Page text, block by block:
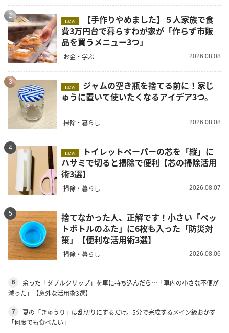
2
new
費3万円台で暮らすわが家が「作らず市販
品を買うメニュー3つ」
お金・学ぶ 2026.08.08
3
new
ゅうに置いて使いたくなるアイデア3つ。
掃除・暮らし 2026.08.08
4
new
ハサミで切ると掃除で便利【芯の掃除活用
術3選】
掃除・暮らし 2026.08.07
5
捨てなかった人、正解です！小さい「ペッ
トボトルのふた」に6枚も入った「防災対
策」【便利な活用術3選】
掃除・暮らし 2026.08.06
6
余った「ダブルクリップ」を車に持ち込んだら…「車内の小さな不便が
減った」【意外な活用術3選】
7
夏の「きゅうり」は乱切りにするだけ。5分で完成するメイン級おかず
「何度でも食べたい」